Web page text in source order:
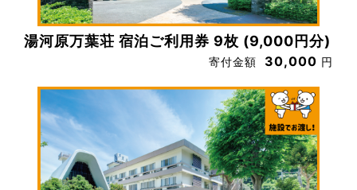
湯河原万葉荘 宿泊ご利用券 9枚 (9,000円分)
寄付金額 30,000 円